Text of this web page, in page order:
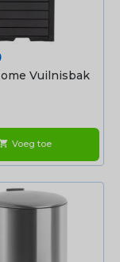
Vuilnisbak
shopping_cart Voeg toe